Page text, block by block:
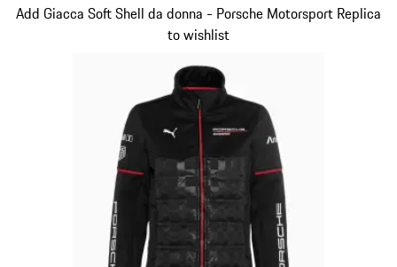
Add Giacca Soft Shell da donna - Porsche Motorsport Replica
to wishlist
Diapositiva 12 di 20